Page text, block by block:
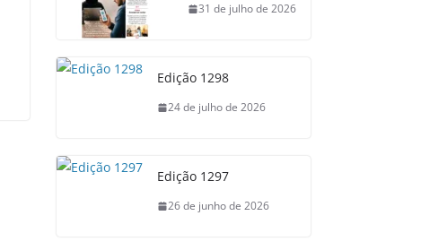
31 de julho de 2026
Edição 1298
24 de julho de 2026
Edição 1297
26 de junho de 2026